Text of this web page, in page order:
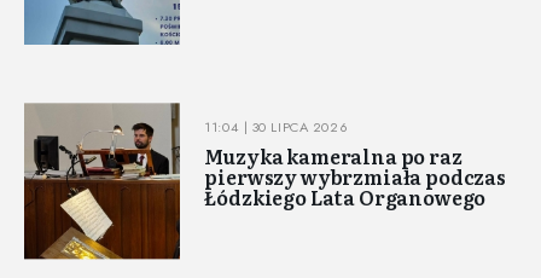
11:04 | 30 LIPCA 2026
Muzyka kameralna po raz
pierwszy wybrzmiała podczas
Łódzkiego Lata Organowego